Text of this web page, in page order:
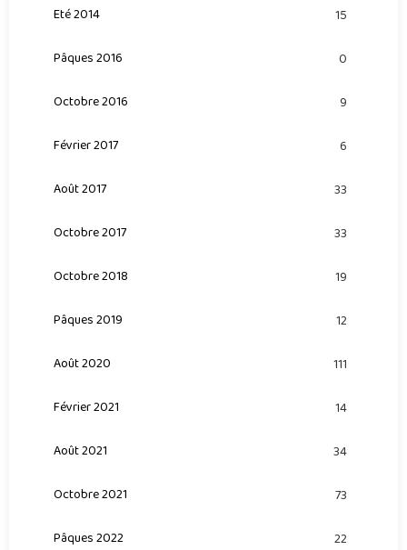
Eté 2014 15
Pâques 2016 0
Octobre 2016 9
Février 2017 6
Août 2017 33
Octobre 2017 33
Octobre 2018 19
Pâques 2019 12
Août 2020 111
Février 2021 14
Août 2021 34
Octobre 2021 73
Pâques 2022 22